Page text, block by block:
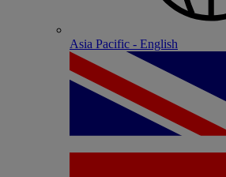
Asia Pacific - English